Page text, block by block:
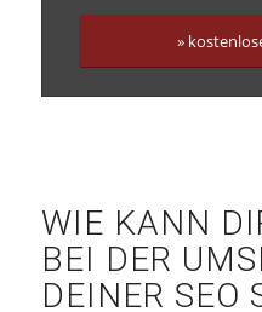
»
WIE KANN
BEI DER
DEINER SEO